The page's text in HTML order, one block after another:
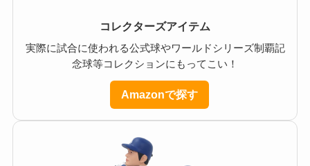
コレクターズアイテム
実際に試合に使われる公式球やワールドシリーズ制覇記
念球等コレクションにもってこい！
Amazonで探す